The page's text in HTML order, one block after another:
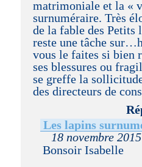
matrimoniale et la «
surnuméraire. Très
de la fable des Petits
reste une tâche
vous le faites si bien
ses blessures ou
se greffe la
des directeurs de
Les lapins
18 novembre
Bonsoir Isabelle